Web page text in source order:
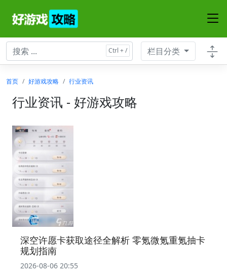
栏目分类
首页 好游戏攻略 行业资讯
行业资讯 - 好游戏攻略
深空许愿卡获取途径全解析 零氪微氪重氪抽卡
规划指南
2026-08-06 20:55